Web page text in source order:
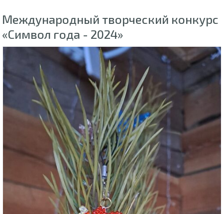
Международный творческий конкурс
«Символ года - 2024»